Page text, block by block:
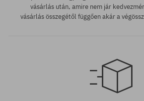
vásárlás után, amire nem jár
vásárlás összegétől függően akár a